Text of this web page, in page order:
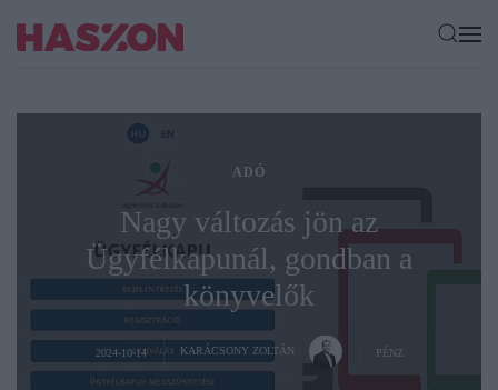
ADÓ
Nagy változás jön az
Ügyfélkapunál, gondban a
könyvelők
2024-10-14 KARÁCSONY ZOLTÁN PÉNZ